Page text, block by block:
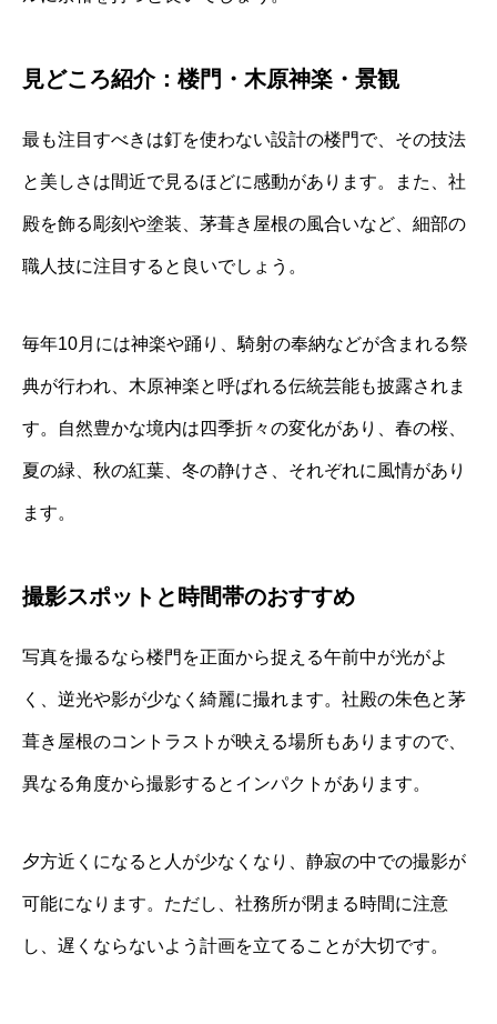
見どころ紹介：楼門・木原神楽・景観
最も注目すべきは釘を使わない設計の楼門で、その技法
と美しさは間近で見るほどに感動があります。また、社
殿を飾る彫刻や塗装、茅葺き屋根の風合いなど、細部の
職人技に注目すると良いでしょう。
毎年10月には神楽や踊り、騎射の奉納などが含まれる祭
典が行われ、木原神楽と呼ばれる伝統芸能も披露されま
す。自然豊かな境内は四季折々の変化があり、春の桜、
夏の緑、秋の紅葉、冬の静けさ、それぞれに風情があり
ます。
撮影スポットと時間帯のおすすめ
写真を撮るなら楼門を正面から捉える午前中が光がよ
く、逆光や影が少なく綺麗に撮れます。社殿の朱色と茅
葺き屋根のコントラストが映える場所もありますので、
異なる角度から撮影するとインパクトがあります。
夕方近くになると人が少なくなり、静寂の中での撮影が
可能になります。ただし、社務所が閉まる時間に注意
し、遅くならないよう計画を立てることが大切です。